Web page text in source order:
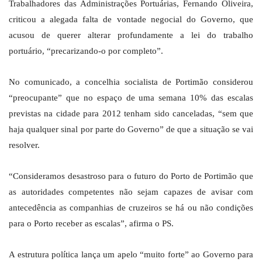
Trabalhadores das Administrações Portuárias, Fernando Oliveira,
criticou a alegada falta de vontade negocial do Governo, que
acusou de querer alterar profundamente a lei do trabalho
portuário, “precarizando-o por completo”.
No comunicado, a concelhia socialista de Portimão considerou
“preocupante” que no espaço de uma semana 10% das escalas
previstas na cidade para 2012 tenham sido canceladas, “sem que
haja qualquer sinal por parte do Governo” de que a situação se vai
resolver.
“Consideramos desastroso para o futuro do Porto de Portimão que
as autoridades competentes não sejam capazes de avisar com
antecedência as companhias de cruzeiros se há ou não condições
para o Porto receber as escalas”, afirma o PS.
A estrutura política lança um apelo “muito forte” ao Governo para